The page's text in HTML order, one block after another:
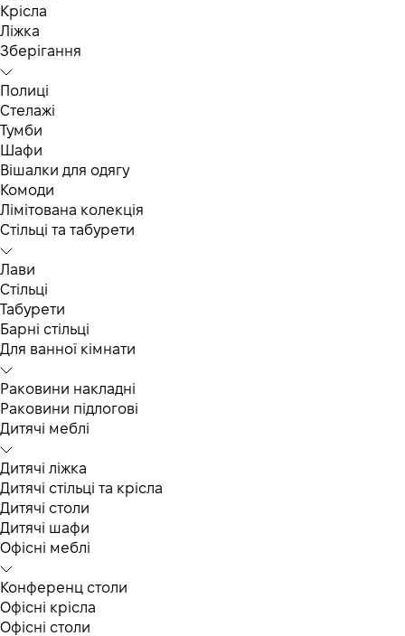
Крісла
Ліжка
Зберігання
Полиці
Стелажі
Тумби
Шафи
Вішалки для одягу
Комоди
Лімітована колекція
Стільці та табурети
Лави
Стільці
Табурети
Барні стільці
Для ванної кімнати
Раковини накладні
Раковини підлогові
Дитячі меблі
Дитячі ліжка
Дитячі стільці та крісла
Дитячі столи
Дитячі шафи
Офісні меблі
Конференц столи
Офісні крісла
Офісні столи